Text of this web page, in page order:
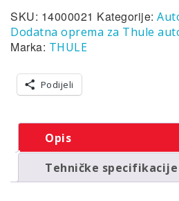
seat
cover
-
pokrov
sjedalice
za
dijete
količina
SKU: 14000021 Kategorije:
Dodatna oprema za Thule
Marka: THULE
Podijeli
Opis
Tehničke specifikacije